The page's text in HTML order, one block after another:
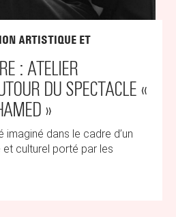
ARTISTIQUE ET
: ATELIER
DU SPECTACLE «
»
imaginé dans le cadre d’un
culturel porté par les